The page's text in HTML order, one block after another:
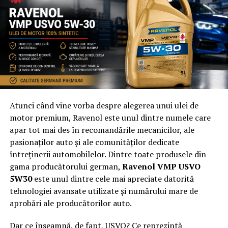
la reducerea poftelor necontrolate
Metabo Boost – suport pentru reglarea apetitului
Metabo Boost din gama Wellosophy by Oriflame este un
supliment alimentar conceput pentru a susține
metabolismul și reglarea senzației de foame, ca parte a
unui stil de viață echilibrat.
Formula sa conține:formula TCI-1(extract de ceai
negru fermentat, Bifidobacterium breve și extract de
măr Rocket),cupru , care contribuie la metabolismul
energetic șizinc, care contribuie la metabolismul
normal al carbohidraților
Conform documentației produsului, ingredientele din
formula TCI-1 au demonstrat, în studii in vitro,
Atunci când vine vorba despre alegerea unui ulei de
motor premium, Ravenol este unul dintre numele care
apar tot mai des în recomandările mecanicilor, ale
pasionaților auto și ale comunităților dedicate
întreținerii automobilelor. Dintre toate produsele din
gama producătorului german, Ravenol VMP USVO
5W30este unul dintre cele mai apreciate datorită
tehnologiei avansate utilizate și numărului mare de
aprobări ale producătorilor auto.
Dar ce înseamnă, de fapt, USVO? Ce reprezintă